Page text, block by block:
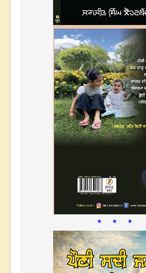
* * *